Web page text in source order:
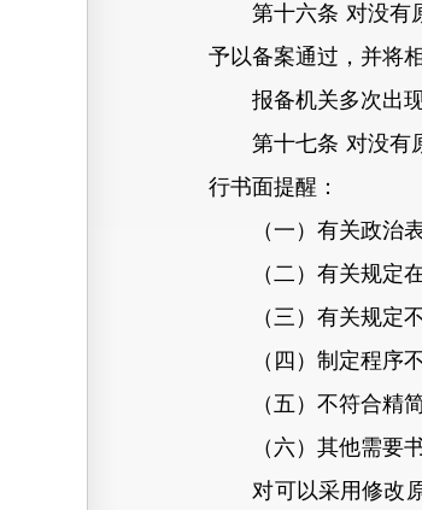
第十六条 对没有原
予以备案通过，并将
报备机关多次出现
第十七条 对没有原
行书面提醒：
（一）有关政治表
（二）有关规定在
（三）有关规定不
（四）制定程序不
（五）不符合精简
（六）其他需要书
对可以采用修改原